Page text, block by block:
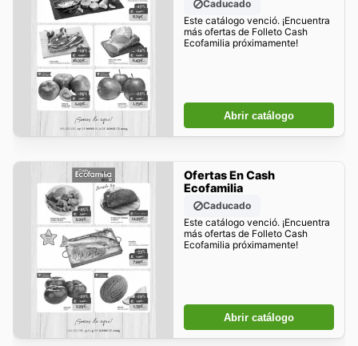
Caducado
Este catálogo venció. ¡Encuentra
más ofertas de Folleto Cash
Ecofamilia próximamente!
Abrir catálogo
Ofertas En Cash
Ecofamilia
Caducado
Este catálogo venció. ¡Encuentra
más ofertas de Folleto Cash
Ecofamilia próximamente!
Abrir catálogo